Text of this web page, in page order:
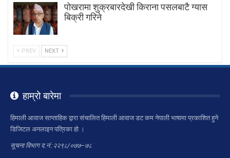
पोखरामा शुक्रबारदेखी किराना पसलबाटै ग्यास
बिक्री गरिने
PREV NEXT
हाम्रो बारेमा
हिमाली आवाज साप्ताहिक द्वारा संचालित हिमाली आवाज डट कम नेपाली भाषामा प्रकाशित हुने
डिजिटल अनलाइन पत्रिका हो ।
सूचना विभाग द.नं.:२२९८/०७७–७८